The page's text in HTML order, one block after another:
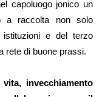
capoluogo jonico un
a raccolta non solo
istituzioni e del terzo
rete di buone prassi.
invecchiamento